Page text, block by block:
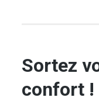
Sortez
confort !